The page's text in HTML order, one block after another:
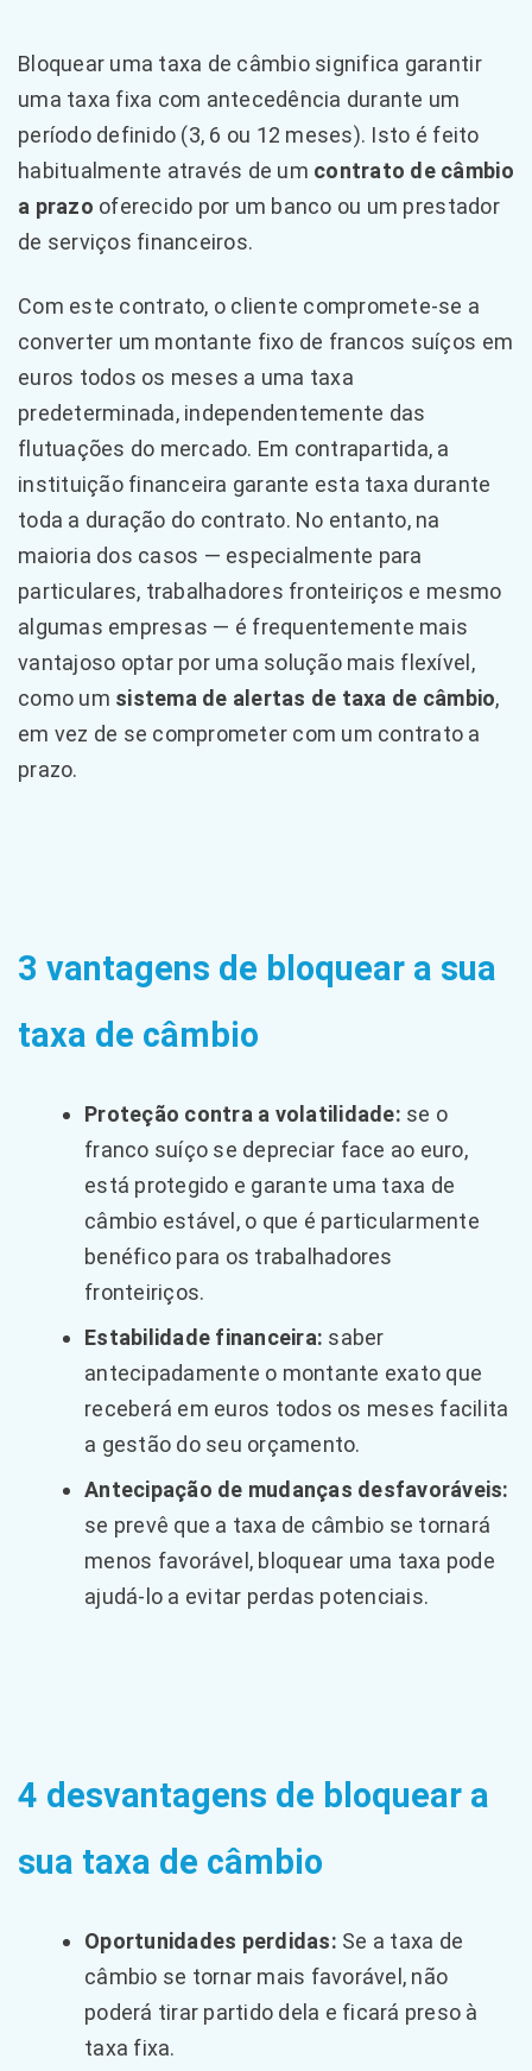
Bloquear uma taxa de câmbio significa garantir
uma taxa fixa com antecedência durante um
período definido (3, 6 ou 12 meses). Isto é feito
habitualmente através de um contrato de câmbio
a prazo oferecido por um banco ou um prestador
de serviços financeiros.
Com este contrato, o cliente compromete-se a
converter um montante fixo de francos suíços em
euros todos os meses a uma taxa
predeterminada, independentemente das
flutuações do mercado. Em contrapartida, a
instituição financeira garante esta taxa durante
toda a duração do contrato. No entanto, na
maioria dos casos — especialmente para
particulares, trabalhadores fronteiriços e mesmo
algumas empresas — é frequentemente mais
vantajoso optar por uma solução mais flexível,
como um sistema de alertas de taxa de câmbio,
em vez de se comprometer com um contrato a
prazo.
3 vantagens de bloquear a sua
taxa de câmbio
Proteção contra a volatilidade: se o
franco suíço se depreciar face ao euro,
está protegido e garante uma taxa de
câmbio estável, o que é particularmente
benéfico para os trabalhadores
fronteiriços.
Estabilidade financeira: saber
antecipadamente o montante exato que
receberá em euros todos os meses facilita
a gestão do seu orçamento.
Antecipação de mudanças desfavoráveis:
se prevê que a taxa de câmbio se tornará
menos favorável, bloquear uma taxa pode
ajudá-lo a evitar perdas potenciais.
4 desvantagens de bloquear a
sua taxa de câmbio
Oportunidades perdidas: Se a taxa de
câmbio se tornar mais favorável, não
poderá tirar partido dela e ficará preso à
taxa fixa.